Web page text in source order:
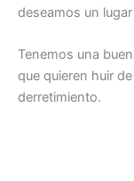
deseamos un
Tenemos una
que quieren huir
derretimiento.